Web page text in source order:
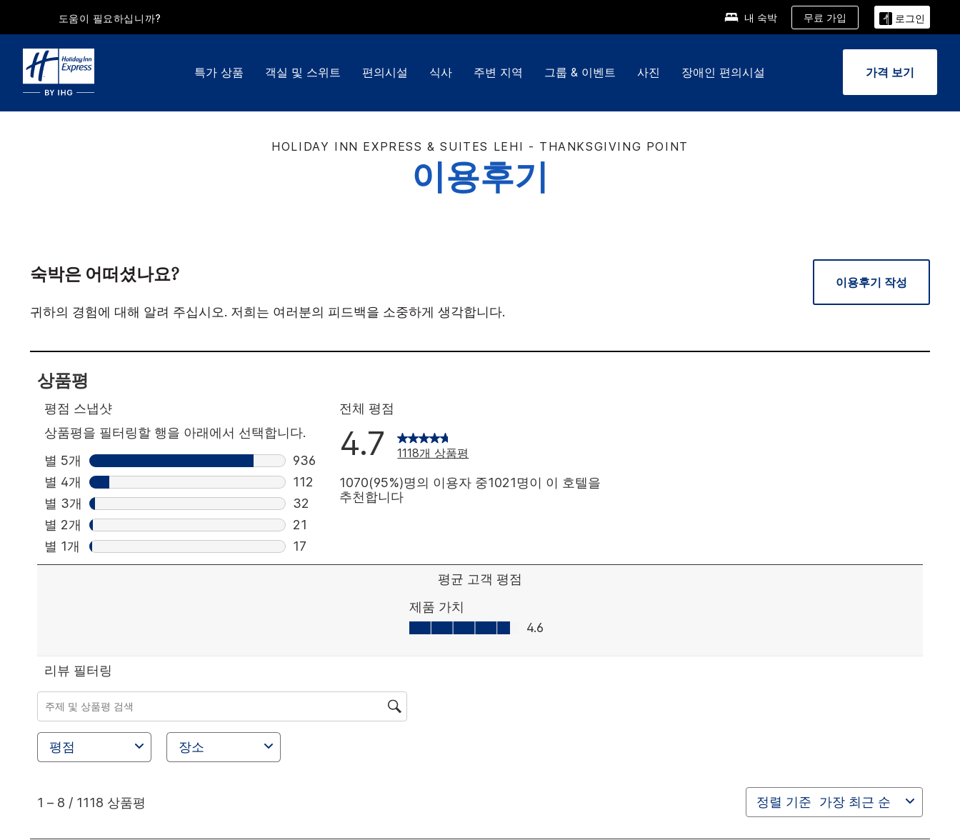
도움이 필요하십니까? 내 숙박 무료 가입 로그인
특가 상품 객실 및 스위트 편의시설 식사 주변 지역 그룹 & 이벤트 사진 장애인 편의시설 가격 보기
HOLIDAY INN EXPRESS & SUITES LEHI - THANKSGIVING POINT
이용후기
숙박은 어떠셨나요?
귀하의 경험에 대해 알려 주십시오. 저희는 여러분의 피드백을 소중하게 생각합니다.
이용후기 작성